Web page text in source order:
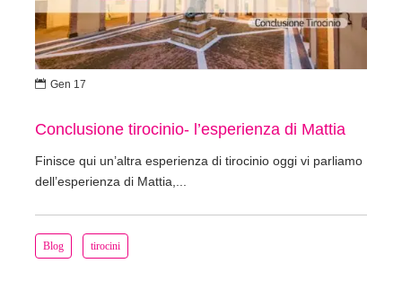
Blog tirocini
Conclusione tirocinio- l’esperienza di Mattia
Finisce qui un’altra esperienza di tirocinio oggi vi parliamo
dell’esperienza di Mattia,...
 Gen 17